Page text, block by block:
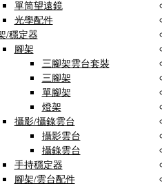
單筒望遠鏡
光學配件
/穩定器
腳架
三腳架雲台套裝
三腳架
單腳架
燈架
攝影/攝錄雲台
攝影雲台
攝錄雲台
手持穩定器
腳架/雲台配件